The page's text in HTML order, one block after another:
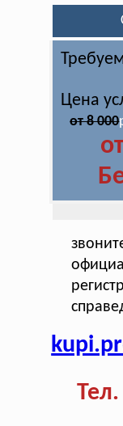
Цена
от 8 000